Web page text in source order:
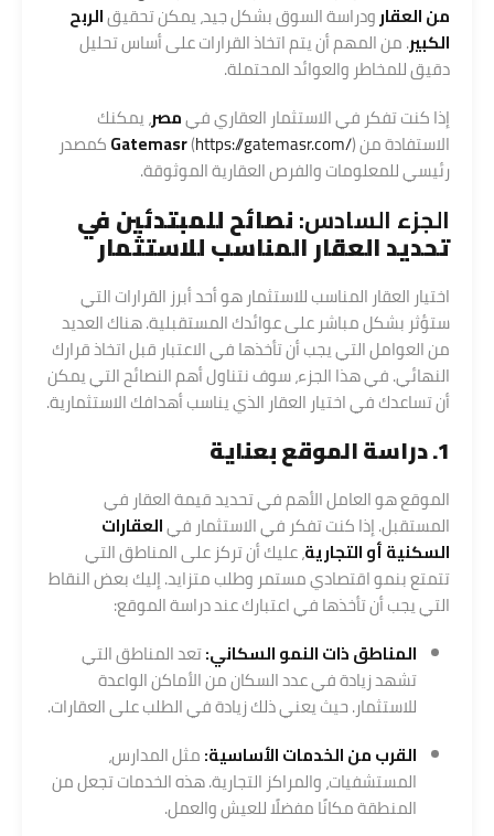
من العقارودراسة السوق بشكل جيد، يمكن تحقيقالربح
الكبير. من المهم أن يتم اتخاذ القرارات على أساس تحليل
دقيق للمخاطر والعوائد المحتملة.
إذا كنت تفكر في الاستثمار العقاري فيمصر، يمكنك
الاستفادة من
Gatemasr(https://gatemasr.com/
) كمصدر
رئيسي للمعلومات والفرص العقارية الموثوقة.
الجزء السادس:نصائح للمبتدئين في
تحديد العقار المناسب للاستثمار
اختيار العقار المناسب للاستثمار هو أحد أبرز القرارات التي
ستؤثر بشكل مباشر على عوائدك المستقبلية. هناك العديد
من العوامل التي يجب أن تأخذها في الاعتبار قبل اتخاذ قرارك
النهائي. في هذا الجزء، سوف نتناول أهم النصائح التي يمكن
أن تساعدك في اختيار العقار الذي يناسب أهدافك الاستثمارية.
1. دراسة الموقع بعناية
الموقع هو العامل الأهم في تحديد قيمة العقار في
المستقبل. إذا كنت تفكر في الاستثمار فيالعقارات
السكنية أو التجارية، عليك أن تركز على المناطق التي
تتمتع بنمو اقتصادي مستمر وطلب متزايد. إليك بعض النقاط
التي يجب أن تأخذها في اعتبارك عند دراسة الموقع:
المناطق ذات النمو السكاني:تعد المناطق التي
تشهد زيادة في عدد السكان من الأماكن الواعدة
للاستثمار. حيث يعني ذلك زيادة في الطلب على العقارات.
القرب من الخدمات الأساسية:مثل المدارس،
المستشفيات، والمراكز التجارية. هذه الخدمات تجعل من
المنطقة مكانًا مفضلًا للعيش والعمل.